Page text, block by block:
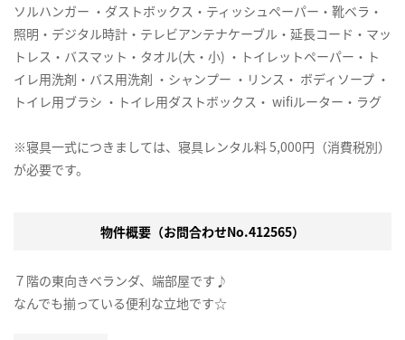
ソルハンガー ・ダストボックス・ティッシュペーパー・靴ベラ・
照明・デジタル時計・テレビアンテナケーブル・延長コード・マッ
トレス・バスマット・タオル(大・小) ・トイレットペーパー・ト
イレ用洗剤・バス用洗剤 ・シャンプー ・リンス・ ボディソープ ・
トイレ用ブラシ ・トイレ用ダストボックス・ wifiルーター・ラグ
※寝具一式につきましては、寝具レンタル料 5,000円（消費税別）
が必要です。
物件概要（お問合わせNo.412565）
７階の東向きベランダ、端部屋です♪
なんでも揃っている便利な立地です☆